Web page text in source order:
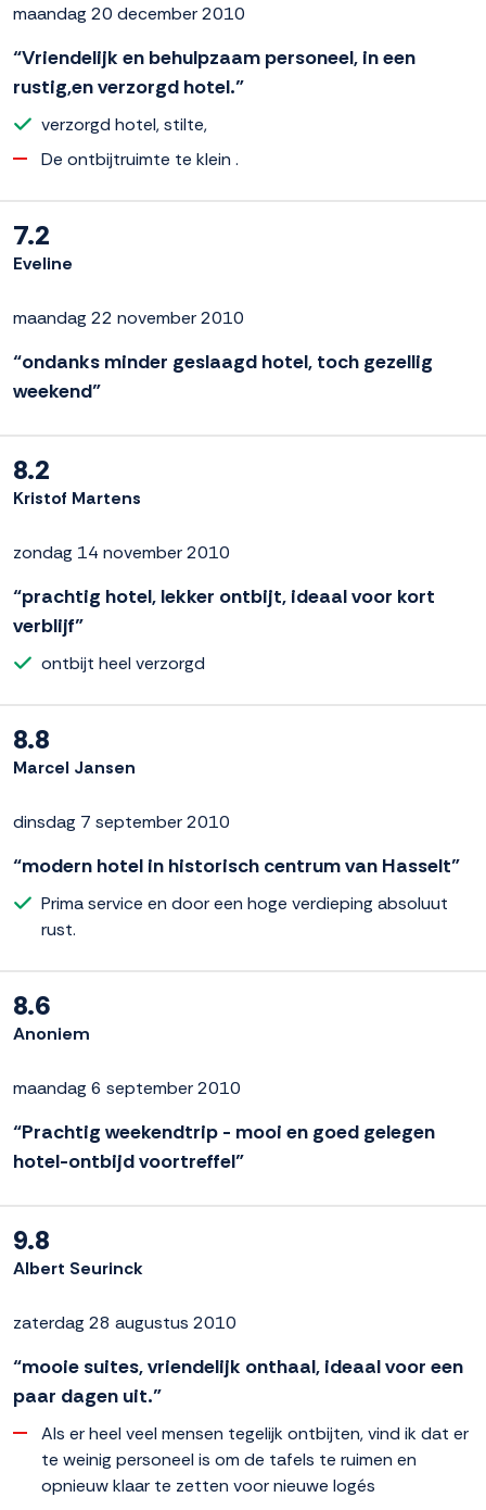
maandag 20 december 2010
“Vriendelijk en behulpzaam personeel, in een
rustig,en verzorgd hotel.”
verzorgd hotel, stilte,
De ontbijtruimte te klein .
7.2
Eveline
maandag 22 november 2010
“ondanks minder geslaagd hotel, toch gezellig
weekend”
8.2
Kristof Martens
zondag 14 november 2010
“prachtig hotel, lekker ontbijt, ideaal voor kort
verblijf”
ontbijt heel verzorgd
8.8
Marcel Jansen
dinsdag 7 september 2010
“modern hotel in historisch centrum van Hasselt”
Prima service en door een hoge verdieping absoluut
rust.
8.6
Anoniem
maandag 6 september 2010
“Prachtig weekendtrip - mooi en goed gelegen
hotel-ontbijd voortreffel”
9.8
Albert Seurinck
zaterdag 28 augustus 2010
“mooie suites, vriendelijk onthaal, ideaal voor een
paar dagen uit.”
Als er heel veel mensen tegelijk ontbijten, vind ik dat er
te weinig personeel is om de tafels te ruimen en
opnieuw klaar te zetten voor nieuwe logés